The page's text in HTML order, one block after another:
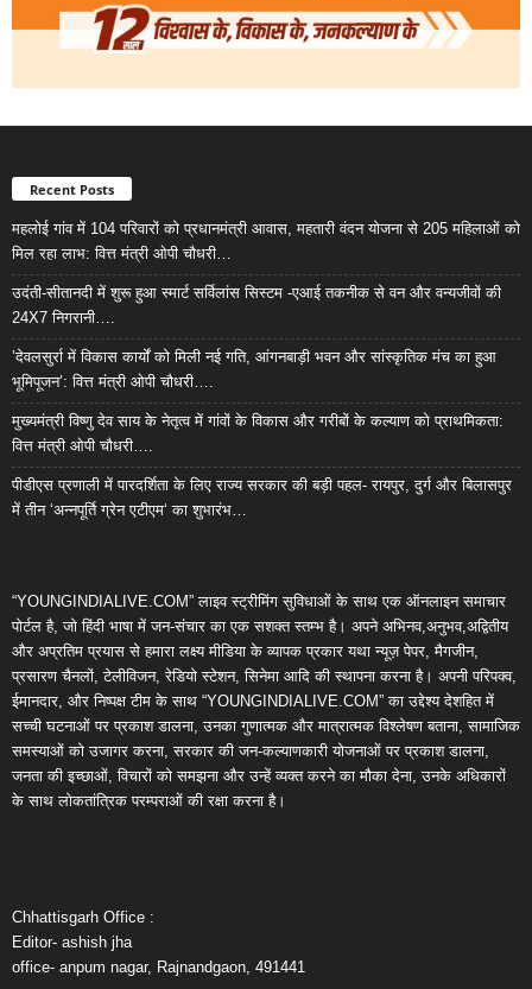
Recent Posts
महलोई गांव में 104 परिवारों को प्रधानमंत्री आवास, महतारी वंदन योजना से 205 महिलाओं को
मिल रहा लाभ: वित्त मंत्री ओपी चौधरी…
उदंती-सीतानदी में शुरू हुआ स्मार्ट सर्विलांस सिस्टम -एआई तकनीक से वन और वन्यजीवों की
24X7 निगरानी….
’देवलसुर्रा में विकास कार्यों को मिली नई गति, आंगनबाड़ी भवन और सांस्कृतिक मंच का हुआ
भूमिपूजन’: वित्त मंत्री ओपी चौधरी….
मुख्यमंत्री विष्णु देव साय के नेतृत्व में गांवों के विकास और गरीबों के कल्याण को प्राथमिकता:
वित्त मंत्री ओपी चौधरी….
पीडीएस प्रणाली में पारदर्शिता के लिए राज्य सरकार की बड़ी पहल- रायपुर, दुर्ग और बिलासपुर
में तीन ‘अन्नपूर्ति ग्रेन एटीएम‘ का शुभारंभ…
“YOUNGINDIALIVE.COM” लाइव स्ट्रीमिंग सुविधाओं के साथ एक ऑनलाइन समाचार
पोर्टल है, जो हिंदी भाषा में जन-संचार का एक सशक्त स्तम्भ है। अपने अभिनव,अनुभव,अद्वितीय
और अप्रतिम प्रयास से हमारा लक्ष्य मीडिया के व्यापक प्रकार यथा न्यूज़ पेपर, मैगजीन,
प्रसारण चैनलों, टेलीविजन, रेडियो स्टेशन, सिनेमा आदि की स्थापना करना है। अपनी परिपक्व,
ईमानदार, और निष्पक्ष टीम के साथ “YOUNGINDIALIVE.COM” का उद्देश्य देशहित में
सच्ची घटनाओं पर प्रकाश डालना, उनका गुणात्मक और मात्रात्मक विश्लेषण बताना, सामाजिक
समस्याओं को उजागर करना, सरकार की जन-कल्याणकारी योजनाओं पर प्रकाश डालना,
जनता की इच्छाओं, विचारों को समझना और उन्हें व्यक्त करने का मौका देना, उनके अधिकारों
के साथ लोकतांत्रिक परम्पराओं की रक्षा करना है।
Chhattisgarh Office :
Editor- ashish jha
office- anpum nagar, Rajnandgaon, 491441